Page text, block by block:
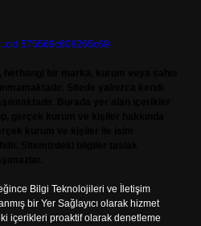
Bilgi Teknolojileri ve İletişim
bir Yer Sağlayıcı olarak hizmet
içerikleri proaktif olarak denetleme